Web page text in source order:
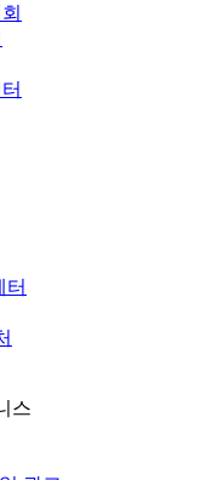
터
스